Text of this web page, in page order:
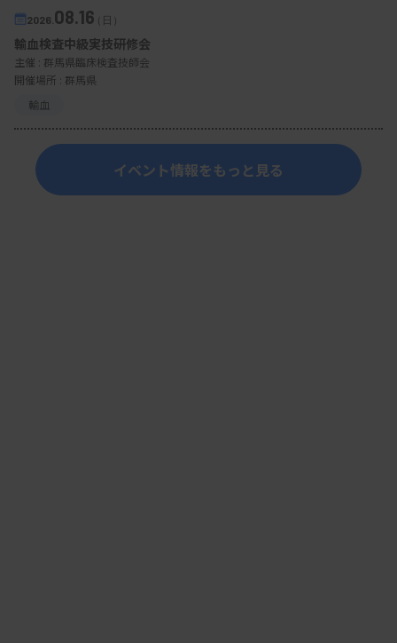
2026. 08.16（日）
輸血検査中級実技研修会
主催 : 群馬県臨床検査技師会
開催場所 : 群馬県
輸血
イベント情報をもっと見る